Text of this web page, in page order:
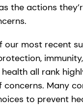
the actions
our most recent
all rank
concerns. Many
to prevent